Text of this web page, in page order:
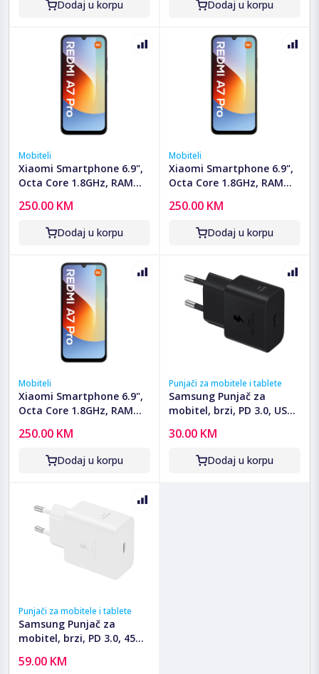
Dodaj u korpu Dodaj u korpu
Mobiteli
Xiaomi Smartphone 6.9",
Octa Core 1.8GHz, RAM
Pro 4GB/128GB Black
250.00 KM
Dodaj u korpu
Mobiteli
Xiaomi Smartphone 6.9",
Octa Core 1.8GHz, RAM
Pro 4GB/128GB Palm
Green
250.00 KM
Dodaj u korpu
Mobiteli
Xiaomi Smartphone 6.9",
Octa Core 1.8GHz, RAM
Pro 4GB/128GB Mist Blue
250.00 KM
Dodaj u korpu
Punjači za mobitele i tablete
Samsung Punjač za
mobitel, brzi, PD 3.0, USB
Charging USB-C Adapter
30.00 KM
Dodaj u korpu
Punjači za mobitele i tablete
Samsung Punjač za
mobitel, brzi, PD 3.0, 45W
T4511NWEGEU
59.00 KM